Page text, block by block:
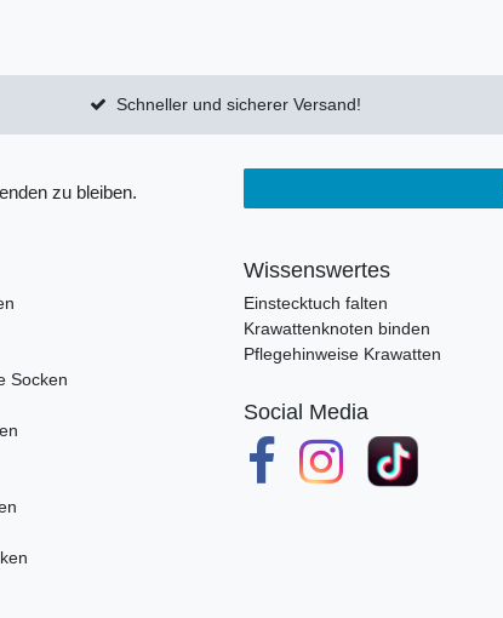
Schneller und sicherer Versand!
zu bleiben.
Socken
Wissenswertes
Einstecktuch falten
Krawattenknoten binden
Pflegehinweise Krawatten
Social Media